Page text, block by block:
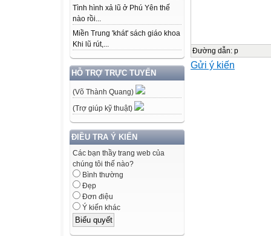
Tình hình xả lũ ở Phú Yên thế
nào rồi...
Miền Trung 'khát' sách giáo khoa
Khi lũ rút,...
HỖ TRỢ TRỰC TUYẾN
(Võ Thành Quang)
(Trợ giúp kỹ thuật)
ĐIỀU TRA Ý KIẾN
Các bạn thầy trang web của
chúng tôi thế nào?
Bình thường
Đẹp
Đơn điệu
Ý kiến khác
BÀI TẬP 2
Đường dẫn: p
Gửi ý kiến